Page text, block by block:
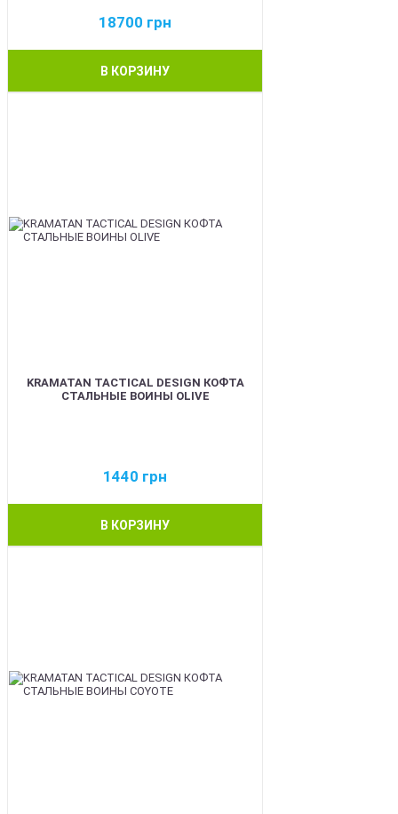
18700 грн
В КОРЗИНУ
KRAMATAN TACTICAL DESIGN КОФТА
СТАЛЬНЫЕ ВОИНЫ OLIVE
1440 грн
В КОРЗИНУ